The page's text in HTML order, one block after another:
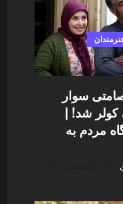
سوار
شد! |
مردم به